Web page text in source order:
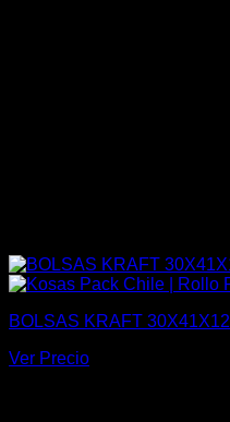
BOLSAS KRAFT 30X41X12
Ver Precio